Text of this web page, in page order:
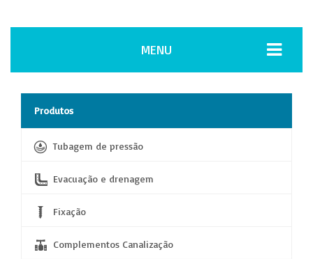
MENU
Produtos
Tubagem de pressão
Evacuação e drenagem
Fixação
Complementos Canalização